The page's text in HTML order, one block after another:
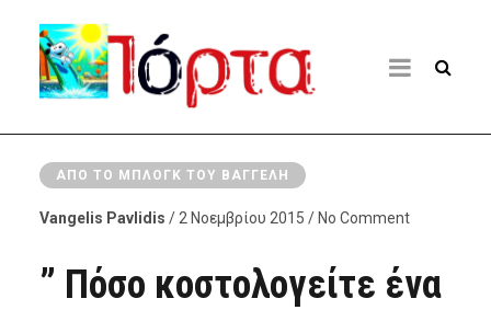
ΑΠΌ ΤΟ ΜΠΛΟΓΚ ΤΟΥ ΒΑΓΓΈΛΗ
Vangelis Pavlidis / 2 Νοεμβρίου 2015 / No Comment
” Πόσο κοστολογείτε ένα